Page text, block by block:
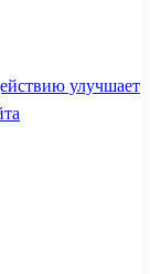
улучшает